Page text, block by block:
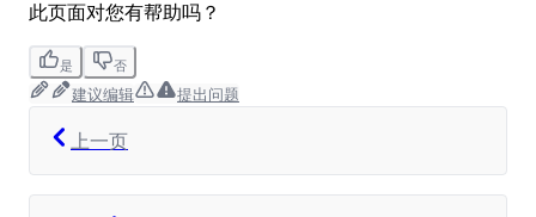
此页面对您有帮助吗？
是 否
建议编辑 提出问题
上一页